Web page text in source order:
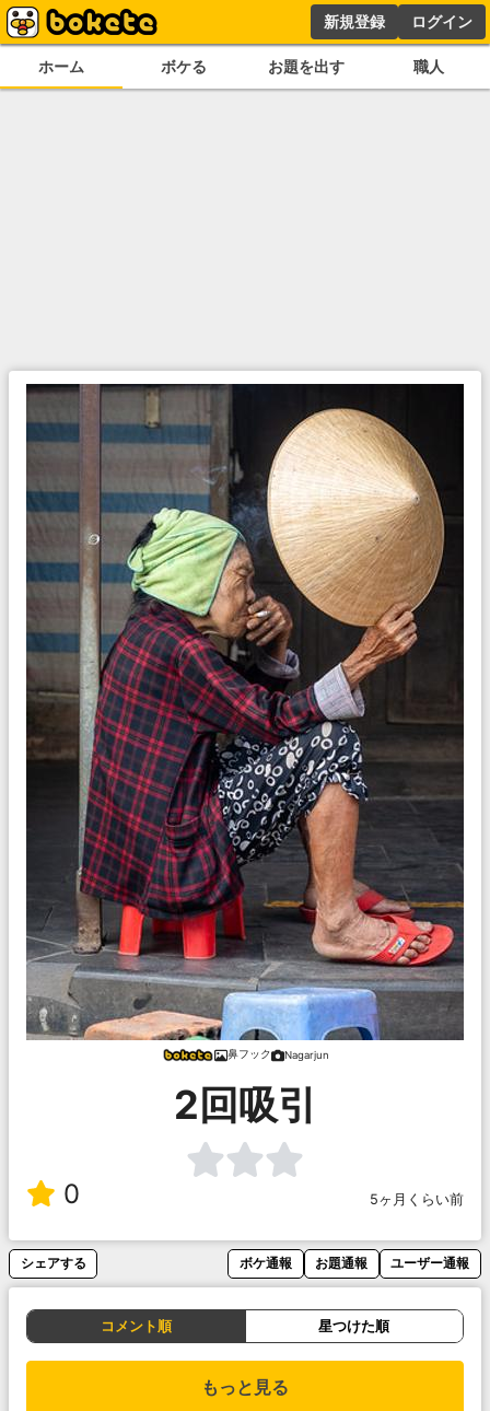
新規登録 ログイン
ホーム ボケる お題を出す 職人
鼻フック Nagarjun
2回吸引
0 5ヶ月くらい前
シェアする ボケ通報 お題通報 ユーザー通報
コメント順 星つけた順
もっと見る